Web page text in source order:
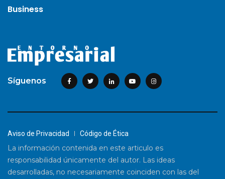
Business
Síguenos
Aviso de Privacidad Código de Ética
La información contenida en este articulo es
responsabilidad únicamente del autor. Las ideas
desarrolladas, no necesariamente coinciden con las del